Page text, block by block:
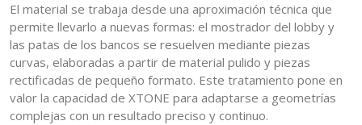
El material se trabaja desde una aproximación técnica que
permite llevarlo a nuevas formas: el mostrador del lobby y
las patas de los bancos se resuelven mediante piezas
curvas, elaboradas a partir de material pulido y piezas
rectificadas de pequeño formato. Este tratamiento pone en
valor la capacidad de XTONE para adaptarse a geometrías
complejas con un resultado preciso y continuo.